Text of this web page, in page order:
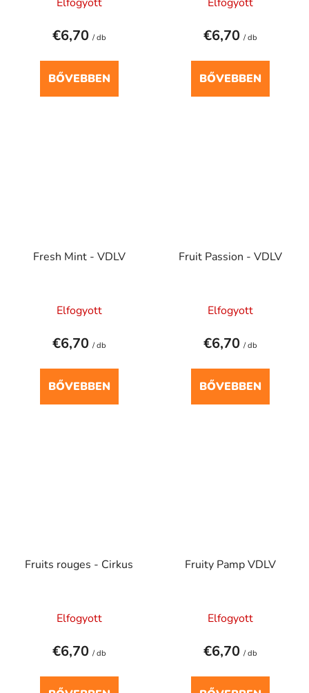
Elfogyott
€6,70 / db
BŐVEBBEN
Elfogyott
€6,70 / db
BŐVEBBEN
Fresh Mint - VDLV
Elfogyott
€6,70 / db
BŐVEBBEN
Fruit Passion - VDLV
Elfogyott
€6,70 / db
BŐVEBBEN
Fruits rouges - Cirkus
Elfogyott
€6,70 / db
Fruity Pamp VDLV
Elfogyott
€6,70 / db